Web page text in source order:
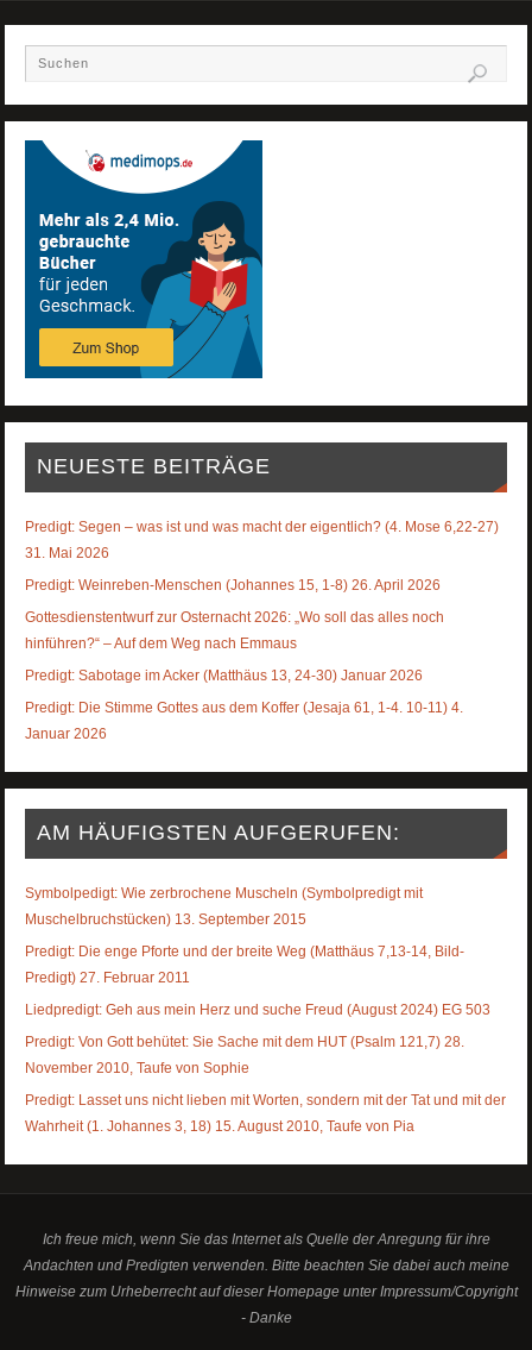
NEUESTE BEITRÄGE
Predigt: Segen – was ist und was macht der eigentlich? (4. Mose 6,22-27)
31. Mai 2026
Predigt: Weinreben-Menschen (Johannes 15, 1-8) 26. April 2026
Gottesdienstentwurf zur Osternacht 2026: „Wo soll das alles noch
hinführen?“ – Auf dem Weg nach Emmaus
Predigt: Sabotage im Acker (Matthäus 13, 24-30) Januar 2026
Predigt: Die Stimme Gottes aus dem Koffer (Jesaja 61, 1-4. 10-11) 4.
Januar 2026
AM HÄUFIGSTEN AUFGERUFEN:
Symbolpedigt: Wie zerbrochene Muscheln (Symbolpredigt mit
Muschelbruchstücken) 13. September 2015
Predigt: Die enge Pforte und der breite Weg (Matthäus 7,13-14, Bild-
Predigt) 27. Februar 2011
Liedpredigt: Geh aus mein Herz und suche Freud (August 2024) EG 503
Predigt: Von Gott behütet: Sie Sache mit dem HUT (Psalm 121,7) 28.
November 2010, Taufe von Sophie
Predigt: Lasset uns nicht lieben mit Worten, sondern mit der Tat und mit der
Wahrheit (1. Johannes 3, 18) 15. August 2010, Taufe von Pia
Ich freue mich, wenn Sie das Internet als Quelle der Anregung für ihre
Andachten und Predigten verwenden. Bitte beachten Sie dabei auch meine
Hinweise zum Urheberrecht auf dieser Homepage unter Impressum/Copyright
- Danke